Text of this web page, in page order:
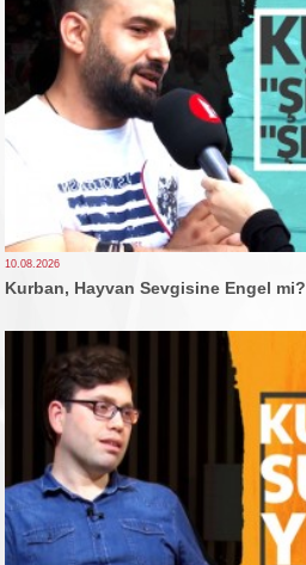
10.08.2026
Kurban, Hayvan Sevgisine Engel mi?